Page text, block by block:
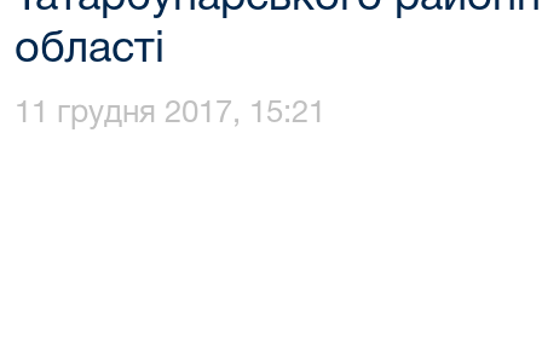
області
11 грудня 2017, 15:21